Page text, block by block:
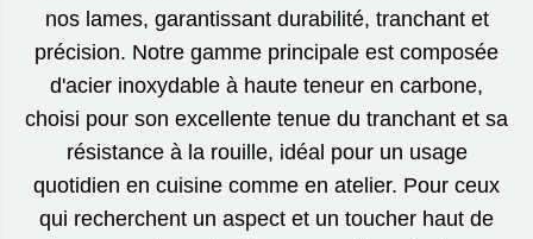
nos lames, garantissant durabilité, tranchant et
précision. Notre gamme principale est composée
d'acier inoxydable à haute teneur en carbone,
choisi pour son excellente tenue du tranchant et sa
résistance à la rouille, idéal pour un usage
quotidien en cuisine comme en atelier. Pour ceux
qui recherchent un aspect et un toucher haut de